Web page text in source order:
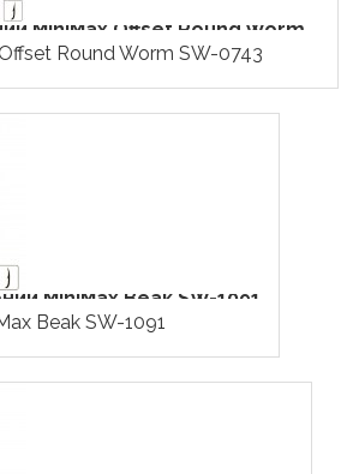
MiniMax Offset Round Worm...
Round Worm SW-0743
MiniMax Beak SW-1091
Beak SW-1091